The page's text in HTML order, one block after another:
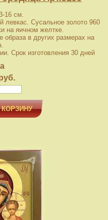
16 см.
левкас. Сусальное золото 960
на яичном желтке.
образа в других размерах на
Срок изготовления 30 дней